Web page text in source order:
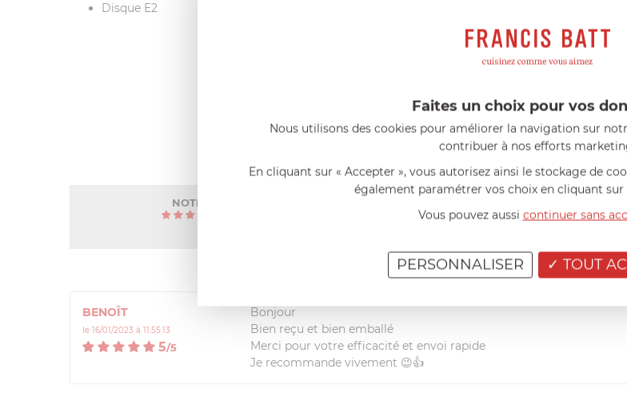
Disque E2
AVIS CLIENT
NOTE MOYENNE
(2)
(1)
(0)
(0)
BENOÎT
le 16/01/2023 à 11:55:13
5/5
Bonjour
Bien reçu et bien emballé
Merci pour votre efficacité et envoi rapide
Je recommande vivement 😉👍
Faites un choix pour vos
Nous utilisons des cookies pour améliorer la navigation sur
contribuer à nos efforts
En cliquant sur « Accepter », vous autorisez ainsi le stockage de
également paramétrer vos choix en cliquant sur
Vous pouvez aussi continuer sans
TOUT
PERSONNALISER